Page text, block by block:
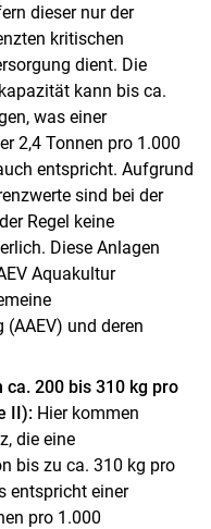
dieser nur der
kritischen
dient. Die
kann bis ca.
was einer
2,4 Tonnen pro 1.000
entspricht. Aufgrund
sind bei der
Regel keine
Diese Anlagen
Aquakultur
und deren
200 bis 310 kg pro
II):Hier kommen
die eine
bis zu ca. 310 kg pro
entspricht einer
pro 1.000